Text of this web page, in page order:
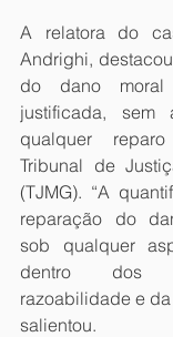
A relatora do
Andrighi,
do dano moral
justificada, sem
qualquer
Tribunal de
(TJMG). “A
reparação do
sob qualquer
dentro dos
razoabilidade e
salientou.